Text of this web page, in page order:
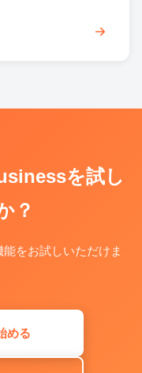
を試し
？
をお試しいただけま
める